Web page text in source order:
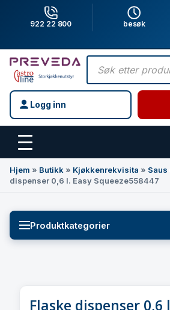
922 22 800 besøk
Products
search
Logg inn
Hovedinnhold
Hjem » Butikk » Kjøkkenrekvisita »
dispenser 0,6 l. Easy Squeeze558447
Produktkategorier
Flaske dispenser 0,6